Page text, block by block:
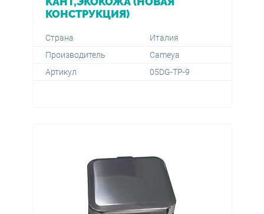
КОНСТРУКЦИЯ)
Страна
Италия
Производитель
Cameya
Артикул
05DG-TP-9